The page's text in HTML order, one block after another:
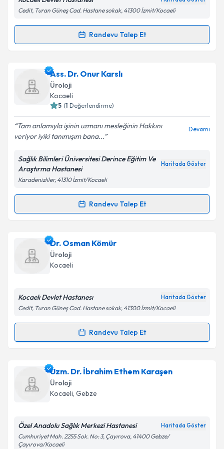
Kişisel verilerimin işlenmesine ilişkin
Metni'ni okudum ve kişisel verilerimin belirtilen
Cedit, Turan Güneş Cad. Hastane sokak, 41300 İzmit/Kocaeli
Randevu Talep Et
Randevu Takvimi Talebi
Dr. Mehti Cihaniçin randevu takvimi talebi oluşturun.
Size bu uzmandan randevu almanız için bir takvim
hazırlandığında e-posta ile bilgilendireceğiz.
Kişisel verilerimin işlenmesine ilişkin Aydınlatma
Metni'ni okudum ve kişisel verilerimin belirtilen
kapsamda işlenmesini kabul ediyorum.
Takvim Talebini Gönder
Ass. Dr. Onur Karslı
Üroloji
Kocaeli
5 (1 Değerlendirme)
Tam anlamıyla işinin uzmanı mesleğinin Hakkını
veriyor iyiki tanımışım bana...
Devamı
Sağlık Bilimleri Üniversitesi Derince Eğitim Ve
Araştırma Hastanesi
Haritada Göster
Karadenizliler, 41310 İzmit/Kocaeli
Randevu Talep Et
Randevu Takvimi Talebi
Ass. Dr. Onur Karslıiçin randevu takvimi talebi
oluşturun. Size bu uzmandan randevu almanız için bir
takvim hazırlandığında e-posta ile bilgilendireceğiz.
Kişisel verilerimin işlenmesine ilişkin
Metni'ni okudum ve kişisel verilerimin belirtilen
Dr. Osman Kömür
Üroloji
Kocaeli
Kocaelı Devlet Hastanesı Haritada Göster
Cedit, Turan Güneş Cad. Hastane sokak, 41300 İzmit/Kocaeli
Randevu Talep Et
Randevu Takvimi Talebi
Dr. Osman Kömüriçin randevu takvimi talebi
oluşturun. Size bu uzmandan randevu almanız için bir
takvim hazırlandığında e-posta ile bilgilendireceğiz.
Uzm. Dr. İbrahim Ethem Karaşen
Üroloji
Kocaeli, Gebze
Özel Anadolu Sağlık Merkezi Hastanesi Haritada Göster
Cumhuriyet Mah. 2255 Sok. No: 3, Çayırova, 41400 Gebze/
Çayırova/Kocaeli